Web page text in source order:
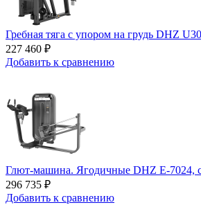
Гребная тяга с упором на грудь DHZ
227 460 ₽
Добавить к сравнению
Глют-машина. Ягодичные DHZ E-7024,
296 735 ₽
Добавить к сравнению